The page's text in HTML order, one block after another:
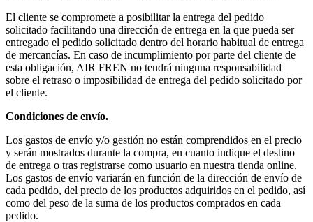
El cliente se compromete a posibilitar la entrega del pedido
solicitado facilitando una dirección de entrega en la que pueda ser
entregado el pedido solicitado dentro del horario habitual de entrega
de mercancías. En caso de incumplimiento por parte del cliente de
esta obligación, AIR FREN no tendrá ninguna responsabilidad
sobre el retraso o imposibilidad de entrega del pedido solicitado por
el cliente.
Condiciones de envío.
Los gastos de envío y/o gestión no están comprendidos en el precio
y serán mostrados durante la compra, en cuanto indique el destino
de entrega o tras registrarse como usuario en nuestra tienda online.
Los gastos de envío variarán en función de la dirección de envío de
cada pedido, del precio de los productos adquiridos en el pedido, así
como del peso de la suma de los productos comprados en cada
pedido.